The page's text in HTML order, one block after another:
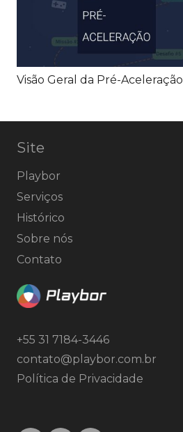
Visão Geral da Pré-Aceleração
Site
Playbor
Serviços
Histórico
Sobre nós
Contato
+55 31 7184-3446
contato@playbor.com.br
Política de Privacidade